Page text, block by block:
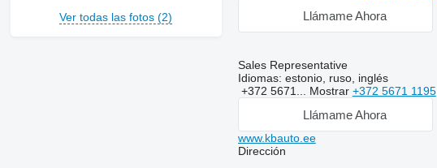
Ver todas las fotos (2) Llámame Ahora
Sales Representative
Idiomas: estonio, ruso, inglés
+372 5671... Mostrar +372 5671 1195
Llámame Ahora
www.kbauto.ee
Dirección